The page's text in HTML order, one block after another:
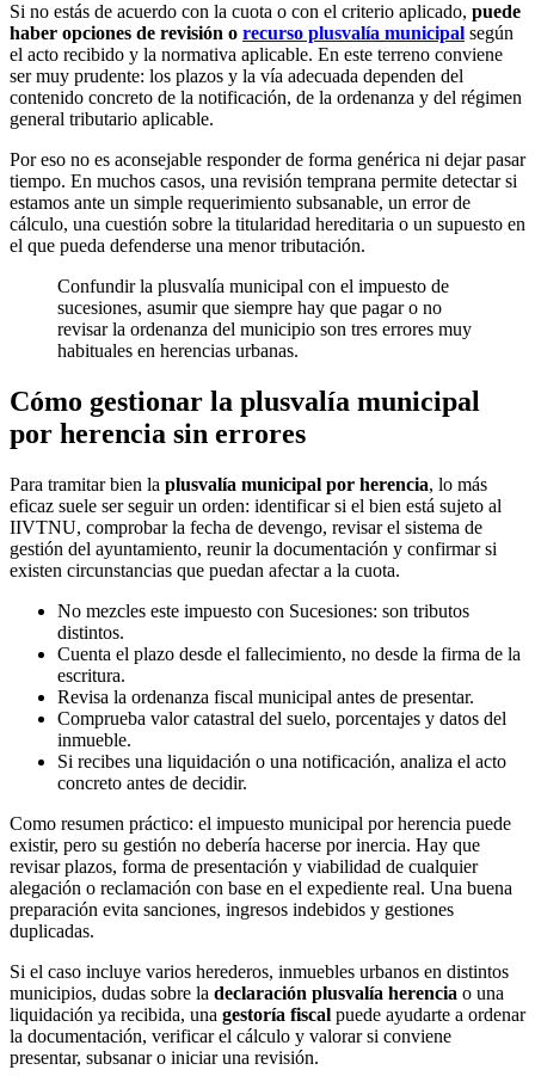
Si no estás de acuerdo con la cuota o con el criterio aplicado, puede
haber opciones de revisión o recurso plusvalía municipal según
el acto recibido y la normativa aplicable. En este terreno conviene
ser muy prudente: los plazos y la vía adecuada dependen del
contenido concreto de la notificación, de la ordenanza y del régimen
general tributario aplicable.
Por eso no es aconsejable responder de forma genérica ni dejar pasar
tiempo. En muchos casos, una revisión temprana permite detectar si
estamos ante un simple requerimiento subsanable, un error de
cálculo, una cuestión sobre la titularidad hereditaria o un supuesto en
el que pueda defenderse una menor tributación.
Confundir la plusvalía municipal con el impuesto de
sucesiones, asumir que siempre hay que pagar o no
revisar la ordenanza del municipio son tres errores muy
habituales en herencias urbanas.
Cómo gestionar la plusvalía municipal
por herencia sin errores
Para tramitar bien la plusvalía municipal por herencia, lo más
eficaz suele ser seguir un orden: identificar si el bien está sujeto al
IIVTNU, comprobar la fecha de devengo, revisar el sistema de
gestión del ayuntamiento, reunir la documentación y confirmar si
existen circunstancias que puedan afectar a la cuota.
No mezcles este impuesto con Sucesiones: son tributos
distintos.
Cuenta el plazo desde el fallecimiento, no desde la firma de la
escritura.
Revisa la ordenanza fiscal municipal antes de presentar.
Comprueba valor catastral del suelo, porcentajes y datos del
inmueble.
Si recibes una liquidación o una notificación, analiza el acto
concreto antes de decidir.
Como resumen práctico: el impuesto municipal por herencia puede
existir, pero su gestión no debería hacerse por inercia. Hay que
revisar plazos, forma de presentación y viabilidad de cualquier
alegación o reclamación con base en el expediente real. Una buena
preparación evita sanciones, ingresos indebidos y gestiones
duplicadas.
Si el caso incluye varios herederos, inmuebles urbanos en distintos
municipios, dudas sobre la declaración plusvalía herencia o una
liquidación ya recibida, una gestoría fiscal puede ayudarte a ordenar
la documentación, verificar el cálculo y valorar si conviene
presentar, subsanar o iniciar una revisión.